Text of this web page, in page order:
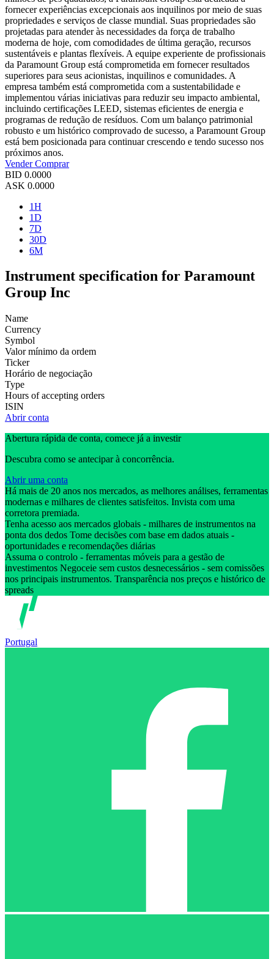
fornecer experiências excepcionais aos inquilinos por meio de suas
propriedades e serviços de classe mundial. Suas propriedades são
projetadas para atender às necessidades da força de trabalho
moderna de hoje, com comodidades de última geração, recursos
sustentáveis e plantas flexíveis. A equipe experiente de profissionais
da Paramount Group está comprometida em fornecer resultados
superiores para seus acionistas, inquilinos e comunidades. A
empresa também está comprometida com a sustentabilidade e
implementou várias iniciativas para reduzir seu impacto ambiental,
incluindo certificações LEED, sistemas eficientes de energia e
programas de redução de resíduos. Com um balanço patrimonial
robusto e um histórico comprovado de sucesso, a Paramount Group
está bem posicionada para continuar crescendo e tendo sucesso nos
próximos anos.
VenderComprar
BID 0.0000
ASK 0.0000
1H
1D
7D
30D
6M
Instrument specification for Paramount
Group Inc
Name
Currency
Symbol
Valor mínimo da ordem
Ticker
Horário de negociação
Type
Hours of accepting orders
ISIN
Abrir conta
Abertura rápida de conta, comece já a investir
Descubra como se antecipar à concorrência.
Abrir uma conta
Há mais de 20 anos nos mercados, as melhores análises, ferramentas
modernas e milhares de clientes satisfeitos. Invista com uma
corretora premiada.
Tenha acesso aos mercados globais - milhares de instrumentos na
ponta dos dedos Tome decisões com base em dados atuais -
oportunidades e recomendações diárias
Assuma o controlo - ferramentas móveis para a gestão de
investimentos Negoceie sem custos desnecessários - sem comissões
nos principais instrumentos. Transparência nos preços e histórico de
spreads
Portugal